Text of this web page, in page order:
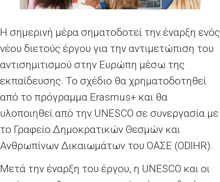
Η σημερινή μέρα σηματοδοτεί την έναρξη ενός
νέου διετούς έργου για την αντιμετώπιση του
αντισημιτισμού στην Ευρώπη μέσω της
εκπαίδευσης. Το σχέδιο θα χρηματοδοτηθεί
από το πρόγραμμα Erasmus+ και θα
υλοποιηθεί από την UNESCO σε συνεργασία με
το Γραφείο Δημοκρατικών Θεσμών και
Ανθρωπίνων Δικαιωμάτων του ΟΑΣΕ (ODIHR).
Μετά την έναρξη του έργου, η UNESCO και οι